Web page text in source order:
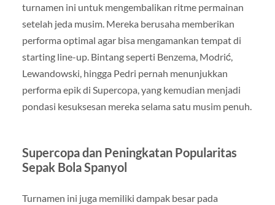
turnamen ini untuk mengembalikan ritme permainan
setelah jeda musim. Mereka berusaha memberikan
performa optimal agar bisa mengamankan tempat di
starting line-up. Bintang seperti Benzema, Modrić,
Lewandowski, hingga Pedri pernah menunjukkan
performa epik di Supercopa, yang kemudian menjadi
pondasi kesuksesan mereka selama satu musim penuh.
Supercopa dan Peningkatan Popularitas
Sepak Bola Spanyol
Turnamen ini juga memiliki dampak besar pada